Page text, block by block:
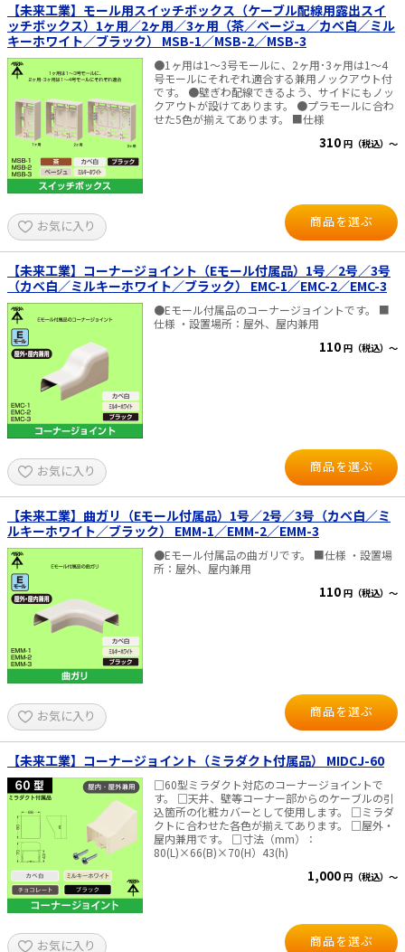
【未来工業】モール用スイッチボックス（ケーブル配線用露出スイ
ッチボックス）1ヶ用／2ヶ用／3ヶ用（茶／ベージュ／カベ白／ミル
キーホワイト／ブラック） MSB-1／MSB-2／MSB-3
●1ヶ用は1～3号モールに、2ヶ用･3ヶ用は1～4
号モールにそれぞれ適合する兼用ノックアウト付
です。 ●壁ぎわ配線できるよう、サイドにもノッ
クアウトが設けてあります。 ●プラモールに合わ
せた5色が揃えてあります。 ■仕様
310 円（税込）～
お気に入り 商品を選ぶ
【未来工業】コーナージョイント（Eモール付属品）1号／2号／3号
（カベ白／ミルキーホワイト／ブラック） EMC-1／EMC-2／EMC-3
●Eモール付属品のコーナージョイントです。 ■
仕様 ・設置場所：屋外、屋内兼用
110 円（税込）～
お気に入り 商品を選ぶ
【未来工業】曲ガリ（Eモール付属品）1号／2号／3号（カベ白／ミ
ルキーホワイト／ブラック） EMM-1／EMM-2／EMM-3
●Eモール付属品の曲ガリです。 ■仕様 ・設置場
所：屋外、屋内兼用
110 円（税込）～
お気に入り 商品を選ぶ
【未来工業】コーナージョイント（ミラダクト付属品） MIDCJ-60
□60型ミラダクト対応のコーナージョイントで
す。 □天井、壁等コーナー部からのケーブルの引
込箇所の化粧カバーとして使用します。 □ミラダ
クトに合わせた各色が揃えてあります。 □屋外・
屋内兼用です。 □寸法（mm）：
80(L)×66(B)×70(H）43(h)
1,000 円（税込）～
お気に入り 商品を選ぶ